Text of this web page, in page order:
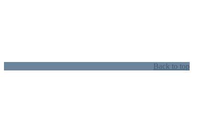
Back to top